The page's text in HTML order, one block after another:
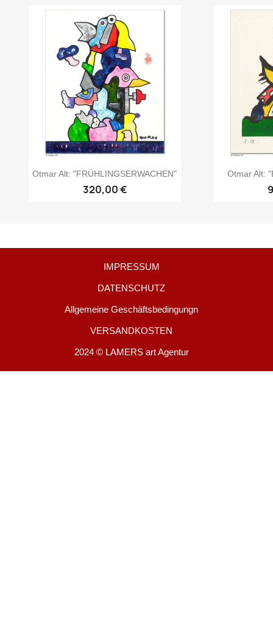
Otmar Alt: "FRÜHLINGSERWACHEN"
320,00 €
Otmar Alt:
IMPRESSUM
DATENSCHUTZ
Allgemeine Geschäftsbedingungn
VERSANDKOSTEN
2024 © LAMERS art Agentur